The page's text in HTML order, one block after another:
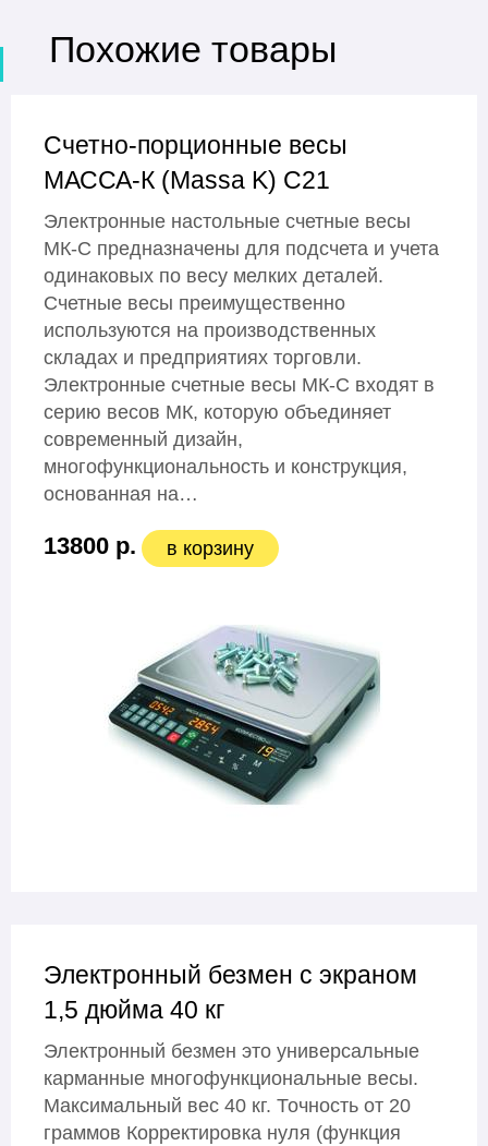
Похожие товары
Счетно-порционные весы
МАССА-К (Massa K) С21
Электронные настольные счетные весы
МК-С предназначены для подсчета и учета
одинаковых по весу мелких деталей.
Счетные весы преимущественно
используются на производственных
складах и предприятиях торговли.
Электронные счетные весы МК-С входят в
серию весов МК, которую объединяет
современный дизайн,
многофункциональность и конструкция,
основанная на…
13800 р. в корзину
Электронный безмен с экраном
1,5 дюйма 40 кг
Электронный безмен это универсальные
карманные многофункциональные весы.
Максимальный вес 40 кг. Точность от 20
граммов Корректировка нуля (функция